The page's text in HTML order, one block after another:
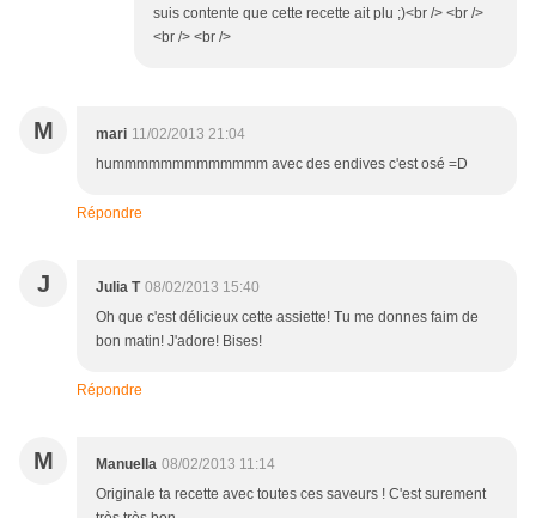
suis contente que cette recette ait plu ;)<br /> <br />
<br /> <br />
M mari 11/02/2013 21:04
hummmmmmmmmmmmm avec des endives c'est osé =D
Répondre
J Julia T 08/02/2013 15:40
Oh que c'est délicieux cette assiette! Tu me donnes faim de
bon matin! J'adore! Bises!
Répondre
M Manuella 08/02/2013 11:14
Originale ta recette avec toutes ces saveurs ! C'est surement